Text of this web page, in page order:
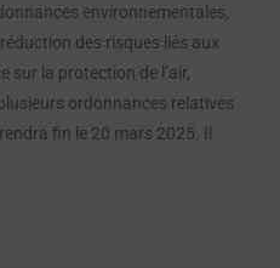
environnementales,
des risques liés aux
sur la protection de l’air,
ordonnances relatives
fin le 20 mars 2025. Il